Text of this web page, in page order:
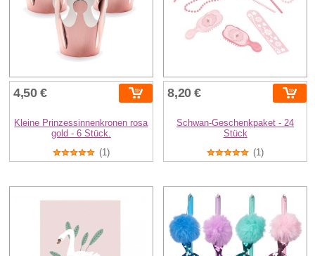
4,50 €
Kleine Prinzessinnenkronen rosa
gold - 6 Stück.
(1)
8,20 €
Schwan-Geschenkpaket - 24
Stück
(1)